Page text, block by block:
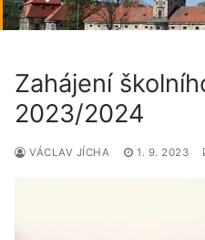
Zahájení
2023/2024
VÁCLAV JÍCHA 1. 9. 2023